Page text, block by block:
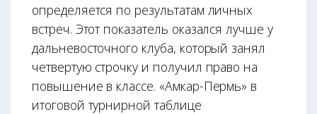
определяется по результатам личных
встреч. Этот показатель оказался лучше у
дальневосточного клуба, который занял
четвертую строчку и получил право на
повышение в классе. «Амкар-Пермь» в
итоговой турнирной таблице